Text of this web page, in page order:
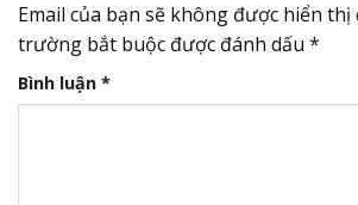
Email của bạn sẽ không được hiển thị
trường bắt buộc được đánh dấu *
Bình luận *